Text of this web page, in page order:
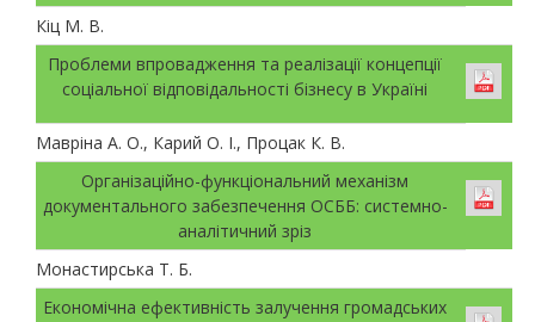
Кіц М. В.
Проблеми впровадження та реалізації концепції
соціальної відповідальності бізнесу в Україні
Мавріна А. О., Карий О. І., Процак К. В.
Організаційно-функціональний механізм
документального забезпечення ОСББ: системно-
аналітичний зріз
Монастирська Т. Б.
Економічна ефективність залучення громадських